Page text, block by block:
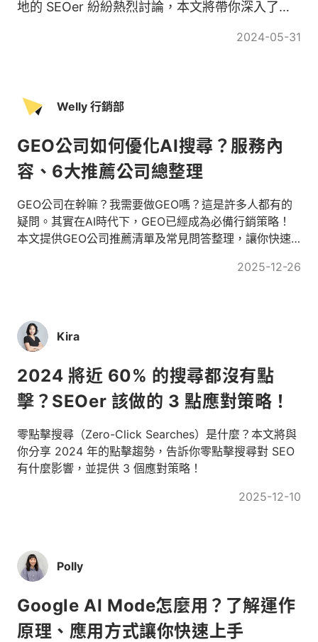
地的 SEOer 紛紛熱烈討論，本文將帶你深入了解
2024-05-31
Welly 行銷部
GEO公司如何優化AI搜尋？服務內
容、6大推薦公司總整理
GEO公司在幹嘛？我需要做GEO嗎？這是許多人都有的
疑問。其實在AI時代下，GEO已經成為必備行銷策略！
本文提供GEO公司推薦清單及常見問答整理，讓你快速
2025-12-26
Kira
2024 將近 60% 的搜尋都沒有點
擊？SEOer 該做的 3 點應對策略！
零點擊搜尋（Zero-Click Searches）是什麼？本文將與
你分享 2024 年的點擊趨勢，告訴你零點擊搜尋對 SEO
有什麼影響，並提供 3 個應對策略！
2025-12-10
Polly
Google AI Mode怎麼用？了解運作
原理、應用方式讓你快速上手